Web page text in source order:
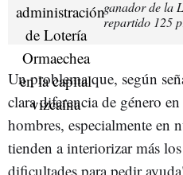
ganador de la
repartido 125
Un problema que, según
clara diferencia de género
hombres, especialmente en
tienden a interiorizar más
dificultades para pedir